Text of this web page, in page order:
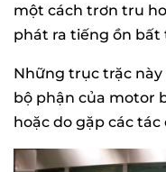
một cách trơn tru
phát ra tiếng ồn bất
Những trục trặc
bộ phận của motor
hoặc do gặp các